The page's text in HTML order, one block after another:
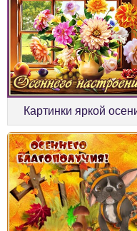
Картинки яркой